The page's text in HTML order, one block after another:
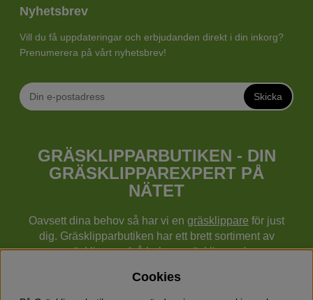
Nyhetsbrev
Vill du få uppdateringar och erbjudanden direkt i din inkorg?
Prenumerera på vårt nyhetsbrev!
Skicka
GRÄSKLIPPARBUTIKEN - DIN
GRÄSKLIPPAREXPERT PÅ
NÄTET
Oavsett dina behov så har vi en gräsklippare för just
dig. Gräsklipparbutiken har ett brett sortiment av
gräsklippare (gå bakom gräsklippare),
cylindergräsklippare, traktorer mm från Husqvarna,
Cookies